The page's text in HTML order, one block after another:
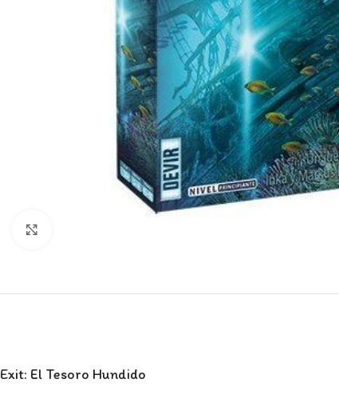
Exit: El Tesoro Hundido